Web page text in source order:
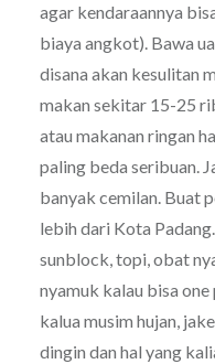
agar kendaraannya
biaya angkot). Bawa
disana akan kesulitan
makan sekitar 15-25
atau makanan ringan
paling beda seribuan.
banyak cemilan. Buat
lebih dari Kota
sunblock, topi, obat
nyamuk kalau bisa
kalua musim hujan,
dingin dan hal yang